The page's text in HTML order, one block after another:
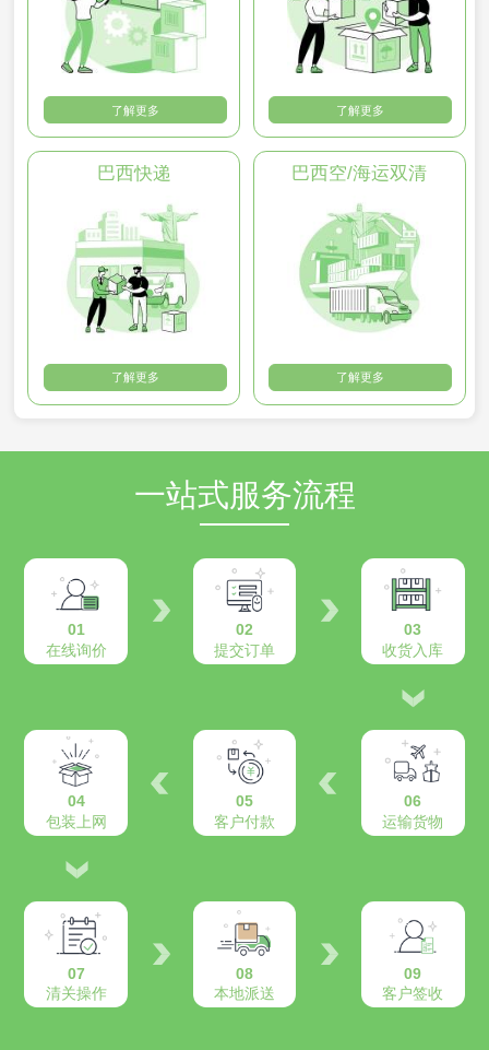
了解更多 了解更多
巴西快递
了解更多
巴西空/海运双清
了解更多
一站式服务流程
01
在线询价
02
提交订单
03
收货入库
04
包装上网
05
客户付款
06
运输货物
07
清关操作
08
本地派送
09
客户签收